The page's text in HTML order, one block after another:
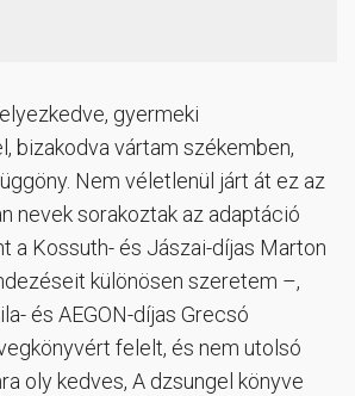
gyermeki
bizakodva vártam székemben,
Nem véletlenül járt át ez az
nevek sorakoztak az adaptáció
a Kossuth- és Jászai-díjas Marton
különösen szeretem –,
és AEGON-díjas Grecsó
felelt, és nem utolsó
oly kedves, A dzsungel könyve